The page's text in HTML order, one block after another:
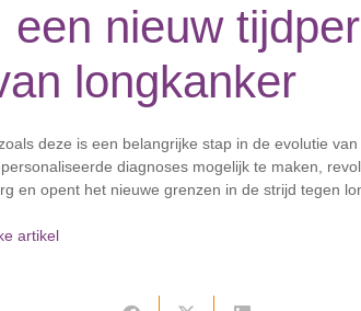
een nieuw
longkanker
deze is een belangrijke stap in de evolutie
diagnoses mogelijk te maken,
en opent het nieuwe grenzen in de strijd tegen
artikel